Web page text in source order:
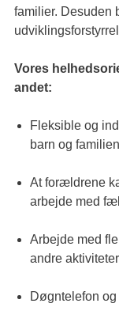
familier. Desuden
Vores
andet:
Fleksible og
barn og familien
At forældrene
arbejde med
Arbejde med
andre
Døgntelefon